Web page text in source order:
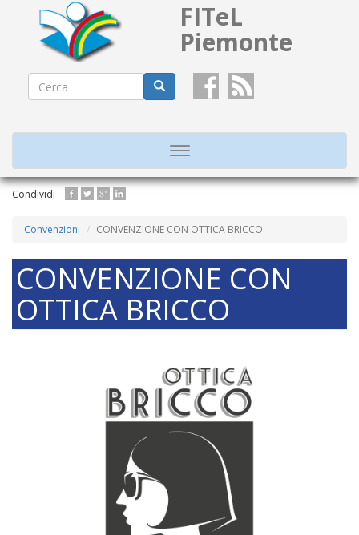
Salta
principale
FITeL
Piemonte
Form
ricerca
Toggle
Condividi
Convenzioni CONVENZIONE CON OTTICA BRICCO
CONVENZIONE CON
OTTICA BRICCO